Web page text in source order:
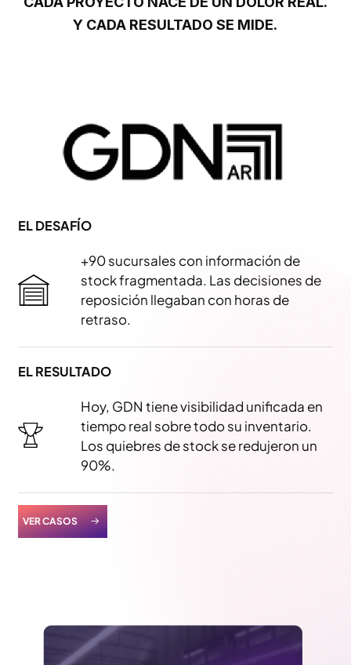
Y CADA RESULTADO SE MIDE.
EL DESAFÍO
+90 sucursales con información de
stock fragmentada. Las decisiones de
reposición llegaban con horas de
retraso.
EL RESULTADO
Hoy, GDN tiene visibilidad unificada en
tiempo real sobre todo su inventario.
Los quiebres de stock se redujeron un
90%.
VER CASOS